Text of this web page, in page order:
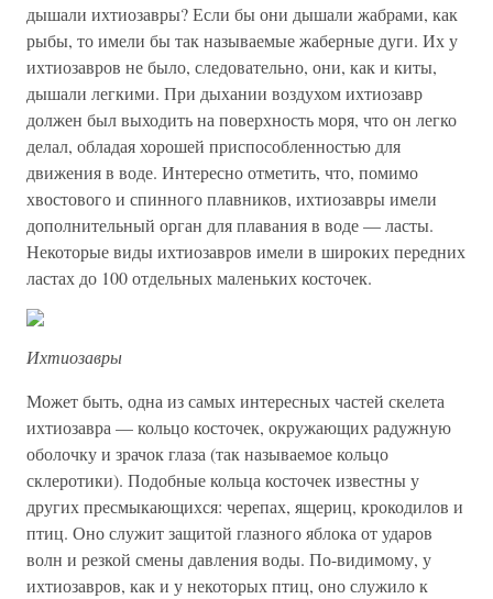
дышали ихтиозавры? Если бы они дышали жабрами, как
рыбы, то имели бы так называемые жаберные дуги. Их у
ихтиозавров не было, следовательно, они, как и киты,
дышали легкими. При дыхании воздухом ихтиозавр
должен был выходить на поверхность моря, что он легко
делал, обладая хорошей приспособленностью для
движения в воде. Интересно отметить, что, помимо
хвостового и спинного плавников, ихтиозавры имели
дополнительный орган для плавания в воде — ласты.
Некоторые виды ихтиозавров имели в широких передних
ластах до 100 отдельных маленьких косточек.
Ихтиозавры
Может быть, одна из самых интересных частей скелета
ихтиозавра — кольцо косточек, окружающих радужную
оболочку и зрачок глаза (так называемое кольцо
склеротики). Подобные кольца косточек известны у
других пресмыкающихся: черепах, ящериц, крокодилов и
птиц. Оно служит защитой глазного яблока от ударов
волн и резкой смены давления воды. По-видимому, у
ихтиозавров, как и у некоторых птиц, оно служило к